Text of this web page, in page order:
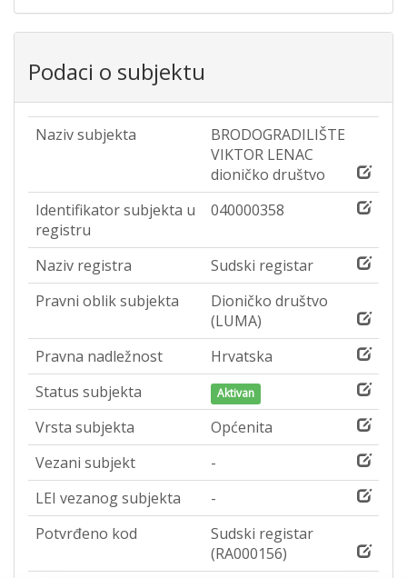
Podaci o subjektu
Naziv subjekta
BRODOGRADILIŠTE
VIKTOR LENAC
dioničko društvo
Identifikator subjekta u
registru
040000358
Naziv registra
Sudski registar
Pravni oblik subjekta
Dioničko društvo
(LUMA)
Pravna nadležnost
Hrvatska
Status subjekta
Aktivan
Vrsta subjekta
Općenita
Vezani subjekt
-
LEI vezanog subjekta
-
Potvrđeno kod
Sudski registar
(RA000156)